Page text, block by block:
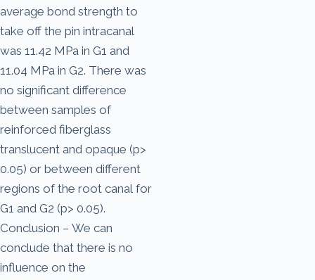
average bond strength to
take off the pin intracanal
was 11.42 MPa in G1 and
11.04 MPa in G2. There was
no significant difference
between samples of
reinforced fiberglass
translucent and opaque (p>
0.05) or between different
regions of the root canal for
G1 and G2 (p> 0.05).
Conclusion – We can
conclude that there is no
influence on the